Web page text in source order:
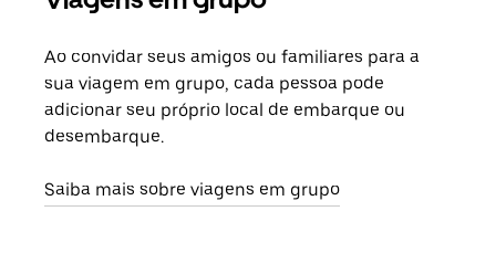
Ao convidar seus amigos ou familiares para a
sua viagem em grupo, cada pessoa pode
adicionar seu próprio local de embarque ou
desembarque.
Saiba mais sobre viagens em grupo